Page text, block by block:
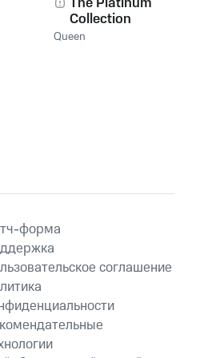
Collection
Queen
форма
соглашение